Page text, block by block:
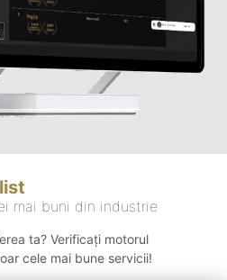
mai buni din industrie
ta? Verificați motorul
cele mai bune servicii!